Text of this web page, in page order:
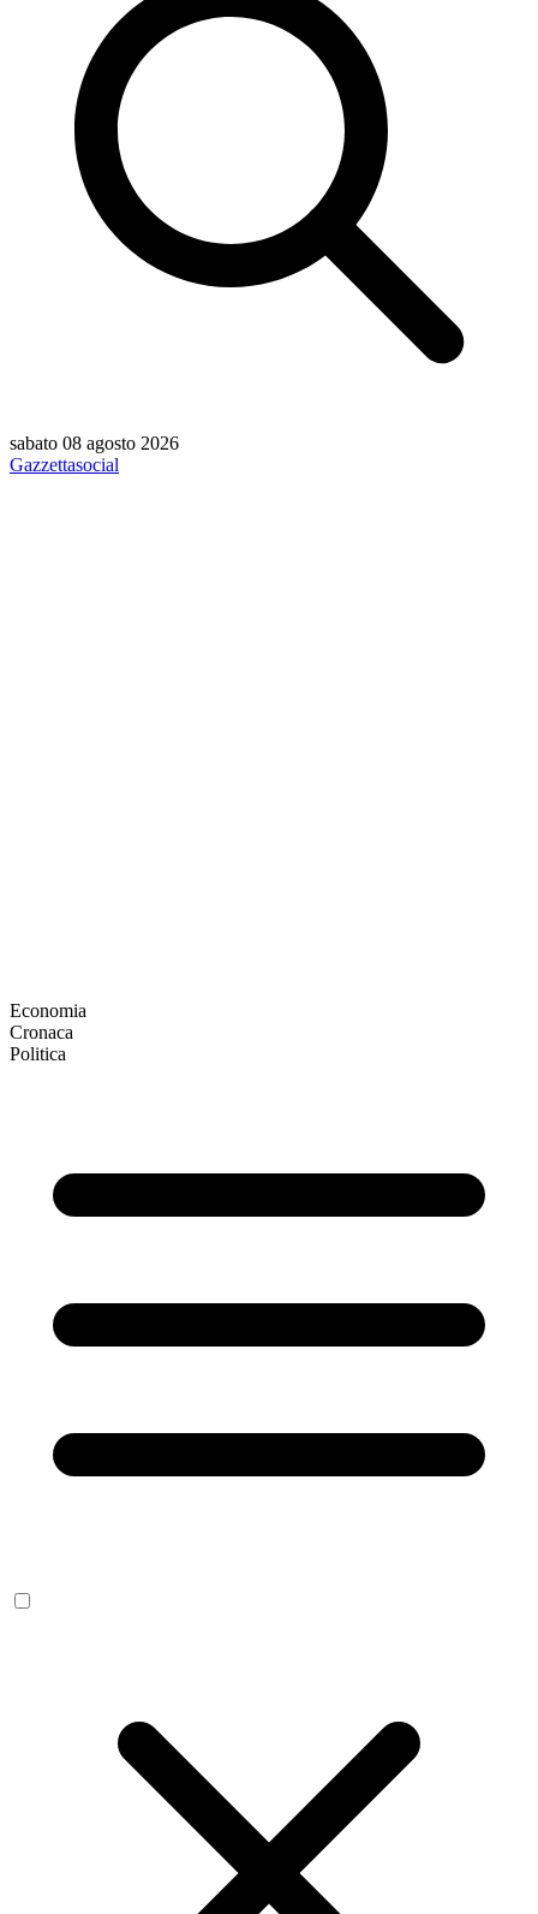
sabato 08 agosto 2026
Gazzettasocial
Economia
Cronaca
Politica